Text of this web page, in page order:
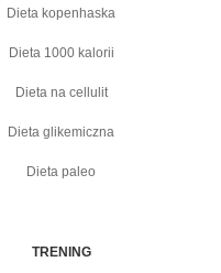
Dieta kopenhaska
Dieta 1000 kalorii
Dieta na cellulit
Dieta glikemiczna
Dieta paleo
TRENING